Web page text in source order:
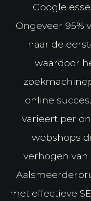
Google
Ongeveer 95%
naar de
waardoor
online
varieert per
webshops
verhogen van
met effectieve